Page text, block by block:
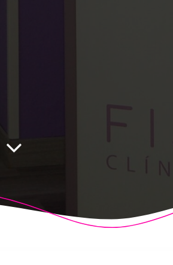
WordPress y elHighlight Theme